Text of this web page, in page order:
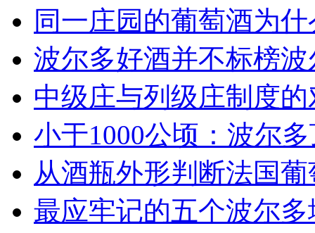
同一庄园的葡萄酒为
波尔多好酒并不标榜
中级庄与列级庄制度
小于1000公顷：波尔
从酒瓶外形判断法国
最应牢记的五个波尔多